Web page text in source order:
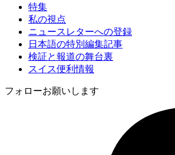
特集
私の視点
ニュースレターへの登録
日本語の特別編集記事
検証と報道の舞台裏
スイス便利情報
フォローお願いします